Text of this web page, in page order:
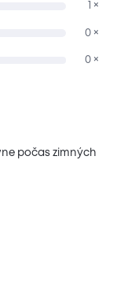
1 ×
0 ×
0 ×
počas zimných